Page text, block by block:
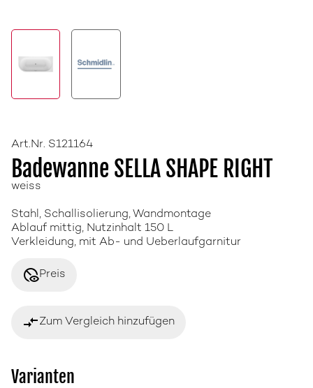
Art.Nr. S121164
Badewanne SELLA SHAPE RIGHT
weiss
Stahl, Schallisolierung, Wandmontage
Ablauf mittig, Nutzinhalt 150 L
Verkleidung, mit Ab- und Ueberlaufgarnitur
disabled_visiblePreis
compare_arrowsZum Vergleich hinzufügen
Varianten